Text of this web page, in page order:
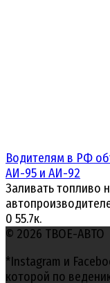
Водителям в РФ
АИ-95 и АИ-92
Заливать топливо
0 55.7к.
© 2026 ТВОЕ-АВТО
*Instagram и
которой по